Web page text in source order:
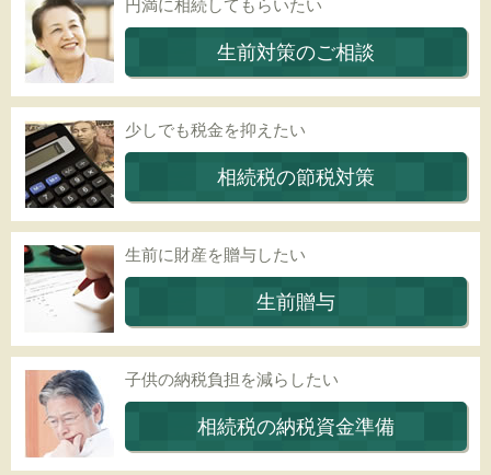
円満に相続してもらいたい
生前対策のご相談
少しでも税金を抑えたい
相続税の節税対策
生前に財産を贈与したい
生前贈与
子供の納税負担を減らしたい
相続税の納税資金準備